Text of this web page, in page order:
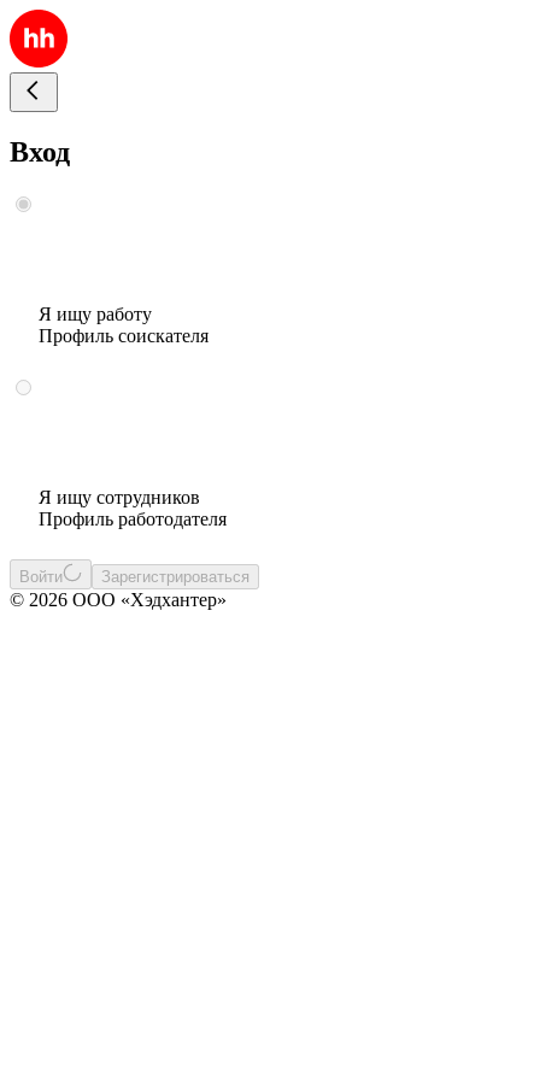
Вход
Я ищу работу
Профиль соискателя
Я ищу сотрудников
Профиль работодателя
Войти Зарегистрироваться
© 2026 ООО «Хэдхантер»